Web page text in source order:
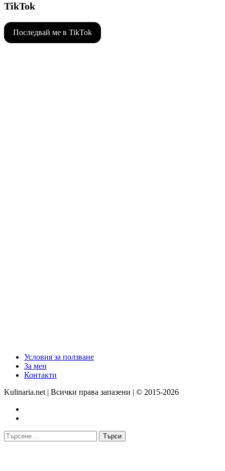
TikTok
Последвай ме в TikTok
Условия за ползване
За мен
Контакти
Kulinaria.net | Всички права запазени | © 2015-2026